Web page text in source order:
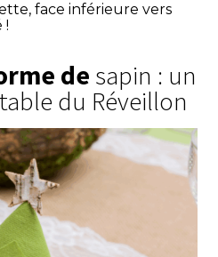
face inférieure vers
!
de sapin : un
du Réveillon